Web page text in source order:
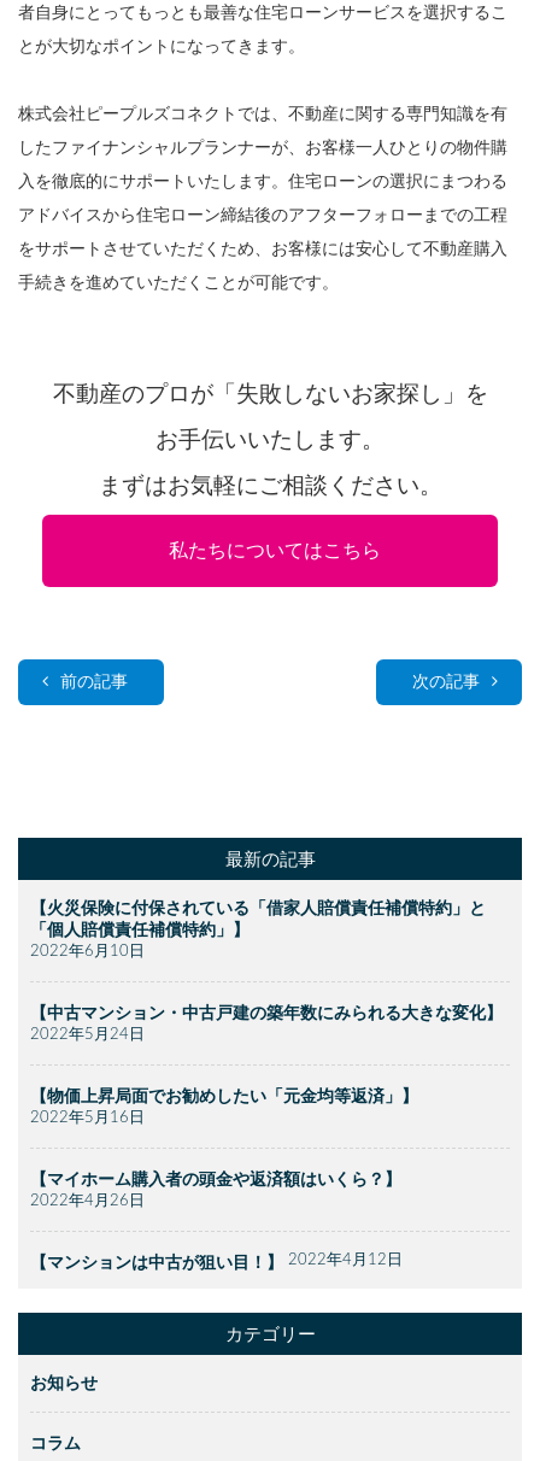
者自身にとってもっとも最善な住宅ローンサービスを選択するこ
とが大切なポイントになってきます。
株式会社ピープルズコネクトでは、不動産に関する専門知識を有
したファイナンシャルプランナーが、お客様一人ひとりの物件購
入を徹底的にサポートいたします。住宅ローンの選択にまつわる
アドバイスから住宅ローン締結後のアフターフォローまでの工程
をサポートさせていただくため、お客様には安心して不動産購入
手続きを進めていただくことが可能です。
不動産のプロが「失敗しないお家探し」を
お手伝いいたします。
まずはお気軽にご相談ください。
私たちについてはこちら
次の記事
前の記事
最新の記事
【火災保険に付保されている「借家人賠償責任補償特約」と
「個人賠償責任補償特約」】
2022年6月10日
【中古マンション・中古戸建の築年数にみられる大きな変化】
2022年5月24日
【物価上昇局面でお勧めしたい「元金均等返済」】
2022年5月16日
【マイホーム購入者の頭金や返済額はいくら？】
2022年4月26日
【マンションは中古が狙い目！】 2022年4月12日
カテゴリー
お知らせ
コラム